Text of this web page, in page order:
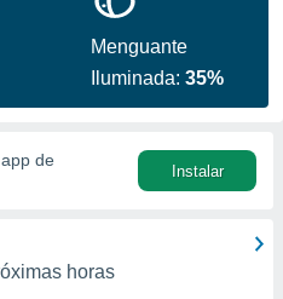
Menguante
Iluminada:35%
de
Instalar
horas